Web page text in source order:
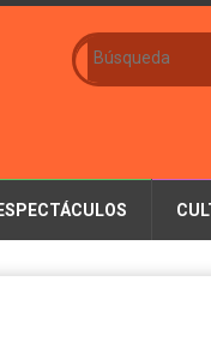
ESPECTÁCULOS